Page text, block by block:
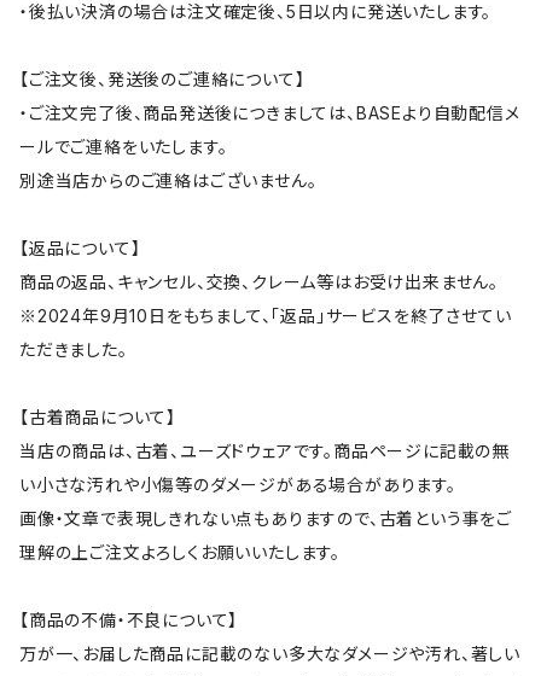
・後払い決済の場合は注文確定後、5日以内に発送いたします。
【ご注文後、発送後のご連絡について】
・ご注文完了後、商品発送後につきましては、BASEより自動配信メ
ールでご連絡をいたします。
別途当店からのご連絡はございません。
【返品について】
商品の返品、キャンセル、交換、クレーム等はお受け出来ません。
※2024年9月10日をもちまして、「返品」サービスを終了させてい
ただきました。
【古着商品について】
当店の商品は、古着、ユーズドウェアです。商品ページに記載の無
い小さな汚れや小傷等のダメージがある場合があります。
画像・文章で表現しきれない点もありますので、古着という事をご
理解の上ご注文よろしくお願いいたします。
【商品の不備・不良について】
万が一、お届した商品に記載のない多大なダメージや汚れ、著しい